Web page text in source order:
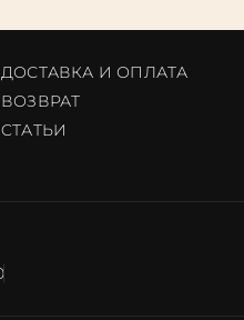
ДОСТАВКА И ОПЛАТА
ВОЗВРАТ
CТАТЬИ